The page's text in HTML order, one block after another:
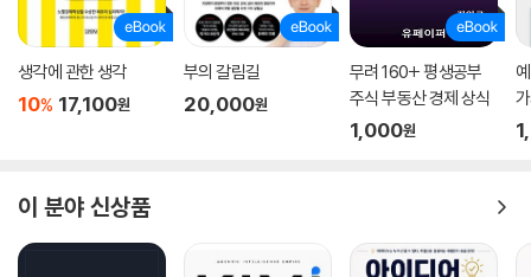
생각에 관한 생각
10% 17,100원
부의 갈림길
20,000원
무려 160+ 평생공부
주식 부동산 경제 상식
1,000원
이 분야 신상품